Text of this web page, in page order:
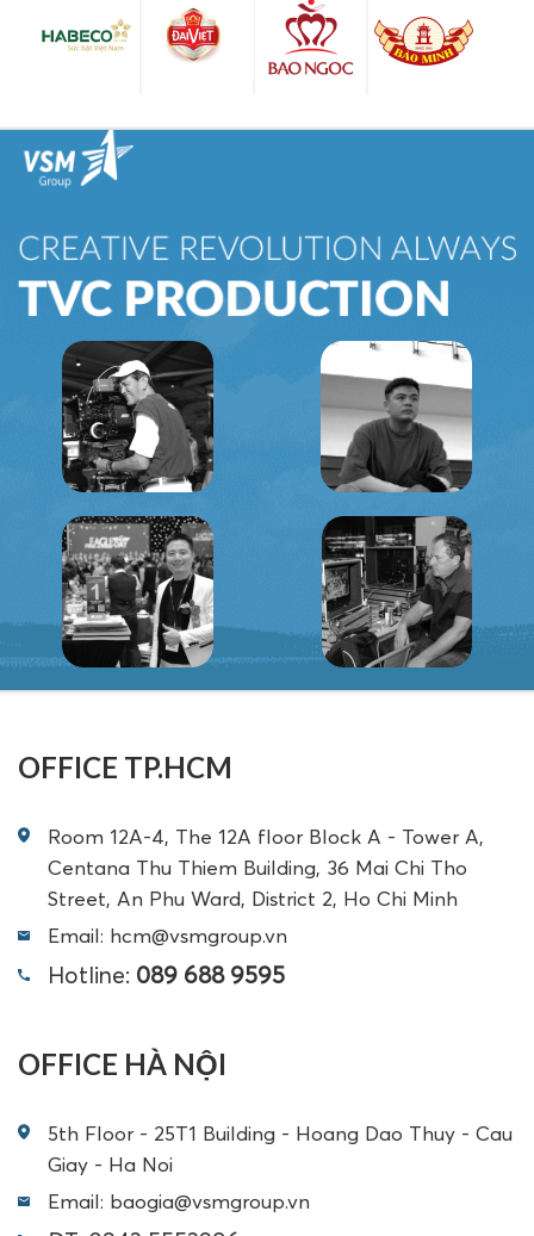
OFFICE TP.HCM
Room 12A-4, The 12A floor Block A - Tower A,
Centana Thu Thiem Building, 36 Mai Chi Tho
Street, An Phu Ward, District 2, Ho Chi Minh
Email: hcm@vsmgroup.vn
Hotline: 089 688 9595
OFFICE HÀ NỘI
5th Floor - 25T1 Building - Hoang Dao Thuy - Cau
Giay - Ha Noi
Email: baogia@vsmgroup.vn